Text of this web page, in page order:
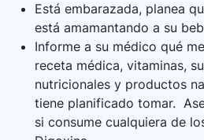
Está embarazada, planea
está amamantando a su
Informe a su médico qué
receta médica, vitaminas,
nutricionales y productos
tiene planificado tomar.
si consume cualquiera de